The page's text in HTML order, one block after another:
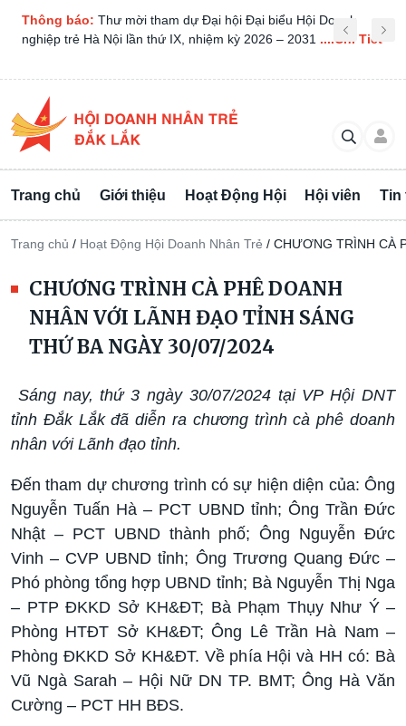
Thông báo: THÔNG BÁO THU THẬP KIẾN NGHỊ: CHƯƠNG
TRÌNH “CÀ PHÊ DOANH NHÂN” LẦN 1 – NĂM 2026....Chi
Trang chủ Giới thiệu Hoạt Động Hội Hội viên Tin
Trang chủ / Hoạt Động Hội Doanh Nhân Trẻ / CHƯƠNG TRÌNH CÀ
CHƯƠNG TRÌNH CÀ PHÊ DOANH
NHÂN VỚI LÃNH ĐẠO TỈNH SÁNG
THỨ BA NGÀY 30/07/2024
Sáng nay, thứ 3 ngày 30/07/2024 tại VP Hội DNT
tỉnh Đắk Lắk đã diễn ra chương trình cà phê doanh
nhân với Lãnh đạo tỉnh.
Đến tham dự chương trình có sự hiện diện của: Ông
Nguyễn Tuấn Hà – PCT UBND tỉnh; Ông Trần Đức
Nhật – PCT UBND thành phố; Ông Nguyễn Đức
Vinh – CVP UBND tỉnh; Ông Trương Quang Đức –
Phó phòng tổng hợp UBND tỉnh; Bà Nguyễn Thị Nga
– PTP ĐKKD Sở KH&ĐT; Bà Phạm Thụy Như Ý –
Phòng HTĐT Sở KH&ĐT; Ông Lê Trần Hà Nam –
Phòng ĐKKD Sở KH&ĐT. Về phía Hội và HH có: Bà
Vũ Ngà Sarah – Hội Nữ DN TP. BMT; Ông Hà Văn
Cường – PCT HH BĐS.